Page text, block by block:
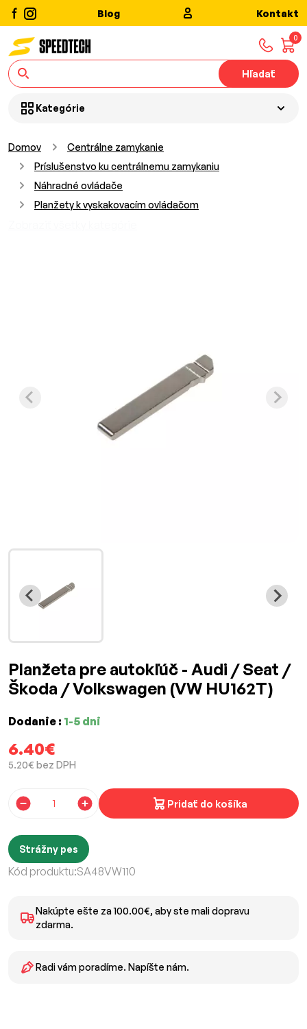
Blog Kontakt
0
Hľadať
Kategórie
Domov
Centrálne zamykanie
Príslušenstvo ku centrálnemu zamykaniu
Náhradné ovládače
Planžety k vyskakovacím ovládačom
Planžeta pre autokľúč - Audi / Seat /
Škoda / Volkswagen (VW HU162T)
Dodanie : 1-5 dni
6.40€
5.20€ bez DPH
Pridať do košíka
Strážny pes
Kód produktu:SA48VW110
Nakúpte ešte za 100.00€, aby ste mali dopravu
zdarma.
Radi vám poradíme. Napíšte nám.